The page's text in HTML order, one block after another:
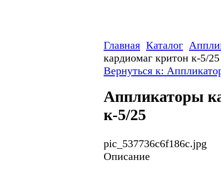
Главная Каталог
кардиомаг критон к-5/25
Вернуться к:
Аппликаторы
к-5/25
pic_537736c6f186c.jpg
Описание